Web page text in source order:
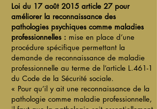
Loi du 17 août 2015 article 27 pour
améliorer la reconnaissance des
pathologies psychiques comme maladies
professionnelles : mise en place d’une
procédure spécifique permettant la
demande de reconnaissance de maladie
professionnelle au terme de l’article L.461-1
du Code de la Sécurité sociale.
« Pour qu’il y ait une reconnaissance de la
pathologie comme maladie professionnelle,